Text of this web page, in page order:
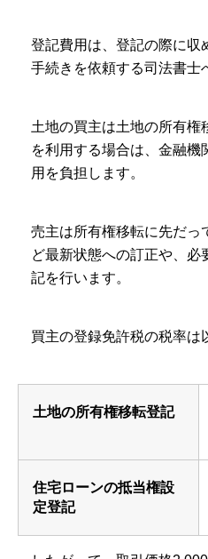
登記費用は、登記の際に収
手続きを依頼する司法書士
土地の買主は土地の所有権
を利用する場合は、金融機
用を負担します。
売主は所有権移転に先だっ
ど最新状態への訂正や、必
記を行います。
買主の登録免許税の税率は
土地の所有権移転登記
住宅ローンの抵当権設
定登記